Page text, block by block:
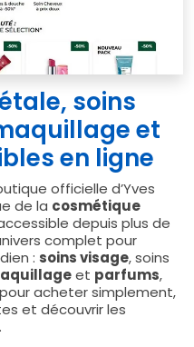
soins
et
en ligne
officielle d’Yves
de la cosmétique
depuis plus de
complet pour
: soins visage, soins
et parfums,
acheter simplement,
et découvrir les